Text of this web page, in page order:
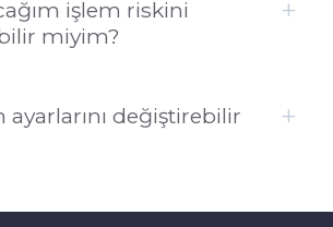
işlem riskini
miyim?
ayarlarını değiştirebilir